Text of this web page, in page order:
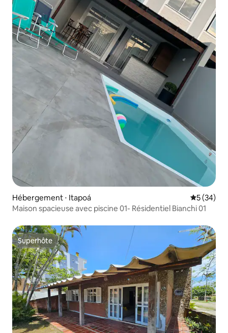
Hébergement ⋅ Itapoá
5 (34)
Maison spacieuse avec piscine 01- Résidentiel Bianchi 01
Superhôte
Superhôte